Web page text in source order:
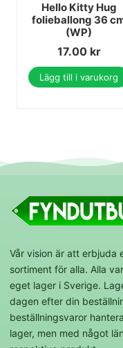
Hello Kitty Hug
folieballong 36
(WP)
17.00 kr
Lägg till i varukorg
Vår vision är att
sortiment för alla. Alla
eget lager i Sverige.
dagen efter din
beställningsvaror
lager, men med något